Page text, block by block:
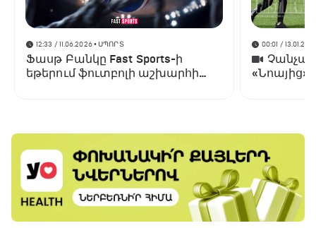
12:33 / 11.06.2026• ՍՊՈՐՏ
Ֆասթ Բանկը Fast Sports-ի
եթերում ֆուտբոլի աշխարհի
00:01 /
«Նոայից»